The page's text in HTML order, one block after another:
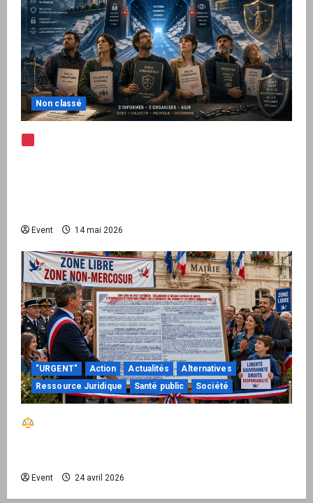
Non classé
Event 14 mai 2026
"URGENT" Action Actualités
Alternatives
Ressource Juridique
Santé public Société
Event 24 avril 2026